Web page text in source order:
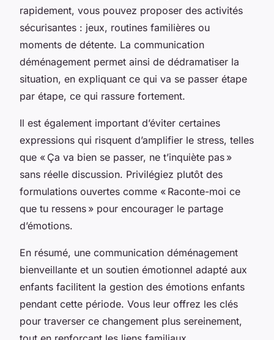
rapidement, vous pouvez proposer des activités
sécurisantes : jeux, routines familières ou
moments de détente. La communication
déménagement permet ainsi de dédramatiser la
situation, en expliquant ce qui va se passer étape
par étape, ce qui rassure fortement.
Il est également important d’éviter certaines
expressions qui risquent d’amplifier le stress, telles
que « Ça va bien se passer, ne t’inquiète pas »
sans réelle discussion. Privilégiez plutôt des
formulations ouvertes comme « Raconte-moi ce
que tu ressens » pour encourager le partage
d’émotions.
En résumé, une communication déménagement
bienveillante et un soutien émotionnel adapté aux
enfants facilitent la gestion des émotions enfants
pendant cette période. Vous leur offrez les clés
pour traverser ce changement plus sereinement,